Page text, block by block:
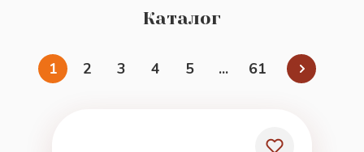
Каталог
1 2 3 4 5 ... 61